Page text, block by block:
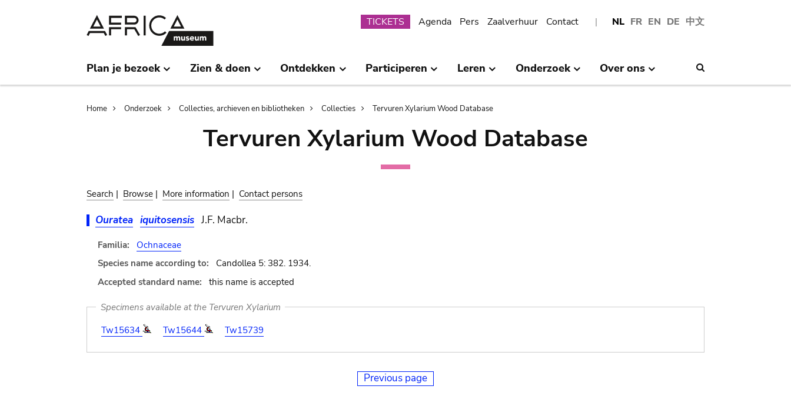
NL FR EN DE 中文
Submenu
TICKETS Agenda Pers Zaalverhuur Contact
Plan je bezoek Zien & doen Ontdekken Participeren Leren Onderzoek Over ons
Breadcrumb
Home Onderzoek Collecties, archieven en bibliotheken Collecties Tervuren Xylarium Wood Database
Tervuren Xylarium Wood Database
Search | Browse | More information | Contact persons
Ouratea iquitosensis J.F. Macbr.
Familia:
Ochnaceae
Species name according to:
Candollea 5: 382. 1934.
Accepted standard name:
this name is accepted
Specimens available at the Tervuren Xylarium
Tw15634
Tw15644 Tw15739
Previous page